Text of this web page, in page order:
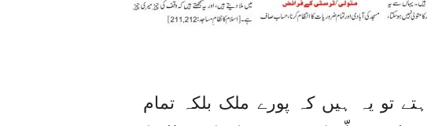
تو یہ ہیں کہ پورے ملک بلکہ تمام